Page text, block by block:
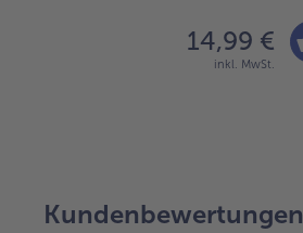
14,99 €
inkl. MwSt.
Kundenbewertungen